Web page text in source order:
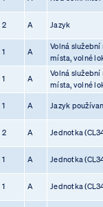
2 A Jazyk
1 A
Volná
místa, volné
1 A
Volná
místa, volné
1 A Jazyk
2 A Jednotka
1 A Jednotka
1 A Jednotka